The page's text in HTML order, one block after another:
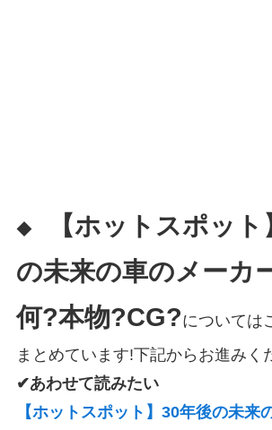
◆
【ホットスポッ
の未来の車のメーカ
何?本物?CG?については
まとめています!下記からお進みく
✔あわせて読みたい
【ホットスポット】30年後の未来